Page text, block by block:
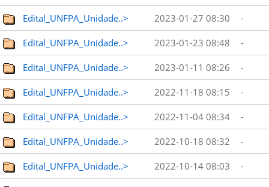
Edital_UNFPA_Unidade..> 2023-01-27 08:30 -
Edital_UNFPA_Unidade..> 2023-01-23 08:48 -
Edital_UNFPA_Unidade..> 2023-01-11 08:26 -
Edital_UNFPA_Unidade..> 2022-11-18 08:15 -
Edital_UNFPA_Unidade..> 2022-11-04 08:34 -
Edital_UNFPA_Unidade..> 2022-10-18 08:32 -
Edital_UNFPA_Unidade..> 2022-10-14 08:03 -